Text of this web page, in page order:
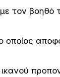
τον βοηθό
οποίος